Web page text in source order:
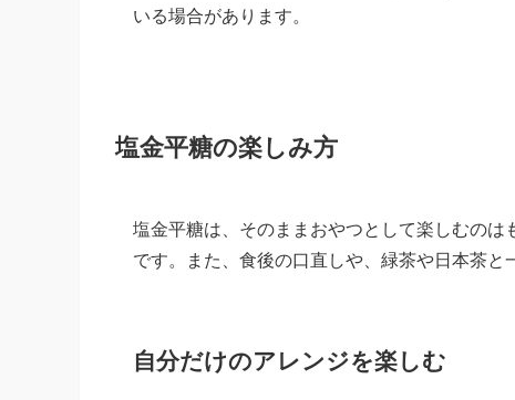
いる場合があります。
塩金平糖の楽しみ方
塩金平糖は、そのままおやつとして楽しむの
です。また、食後の口直しや、緑茶や日本茶と
自分だけのアレンジを楽しむ